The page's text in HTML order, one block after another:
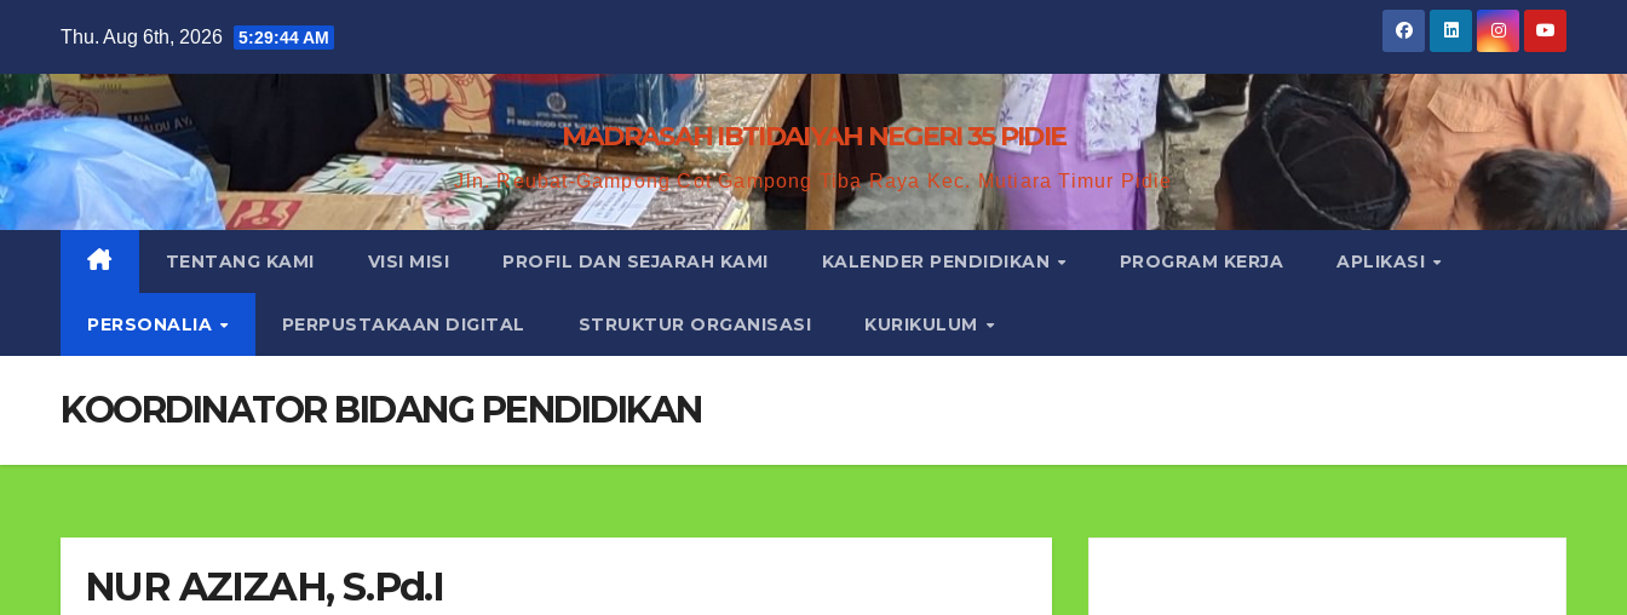
content
Thu. Aug 6th, 2026 5:29:45 AM
MADRASAH IBTIDAIYAH NEGERI 35 PIDIE
Jln. Reubat-Gampong Cot Gampong Tiba Raya Kec. Mutiara Timur Pidie
TENTANG KAMI VISI MISI PROFIL DAN SEJARAH KAMI KALENDER PENDIDIKAN PROGRAM KERJA APLIKASI
PERSONALIA PERPUSTAKAAN DIGITAL STRUKTUR ORGANISASI KURIKULUM
KOORDINATOR BIDANG PENDIDIKAN
NUR AZIZAH, S.Pd.I